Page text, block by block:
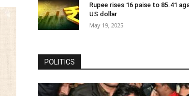
Rupee rises 16 paise to 85.41
US dollar
May 19, 2025
POLITICS